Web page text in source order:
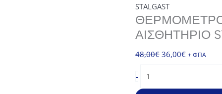
STALGAST
ΑΙΣΘΗΤΉΡΙΟ
48,00€ Original
48,00€.
36,00€Η
είναι:
+ ΦΠΑ
-
Ψηφιακό